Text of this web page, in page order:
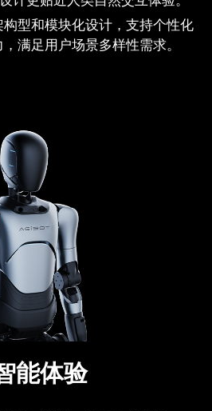
型和模块化设计，支持个性化
满足用户场景多样性需求。
能体验